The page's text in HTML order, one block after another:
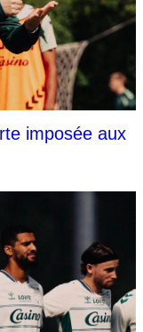
imposée aux